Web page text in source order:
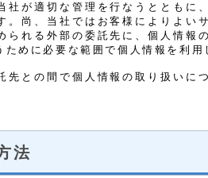
社が適切な管理を行なうとともに
。尚、当社ではお客様によりよい
られる外部の委託先に、個人情報
ために必要な範囲で個人情報を利用
先との間で個人情報の取り扱いに
法